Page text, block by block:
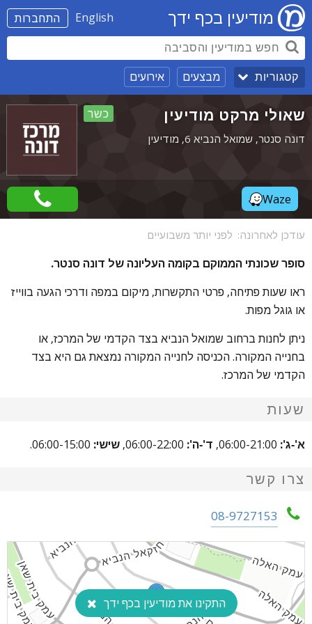
התחברות English מודיעין בכף ידך
קטגוריות מבצעים אירועים
כשר שאולי מרקט מודיעין
דונה סנטר, שמואל הנביא 6, מודיעין
Waze
עודכן לאחרונה: לפני יותר משבועיים
סופר שכונתי הממוקם בקומה העליונה של דונה סנטר.
ראו שעות פתיחה, פרטי התקשרות, מיקום במפה ודרכי הגעה בווייז
או גוגל מפות.
ניתן לחנות ברחוב שמואל הנביא בצד הקדמי של המרכז, או
בחנייה המקורה. הכניסה לחנייה המקורה נמצאת גם היא בצד
הקדמי של המרכז.
שעות
א'-ג': 06:00-21:00, ד'-ה': 06:00-22:00, שישי: 06:00-15:00.
צרו קשר
08-9727153
התקינו את מודיעין בכף ידך